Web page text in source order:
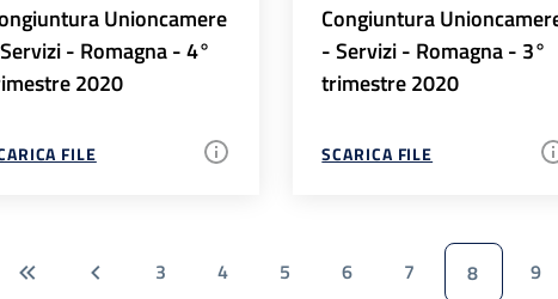
Unioncamere
- Romagna - 4°
2020
FILE
Congiuntura
- Servizi - Romagna - 3°
trimestre 2020
SCARICA FILE
3 4 5 6 7 8 9